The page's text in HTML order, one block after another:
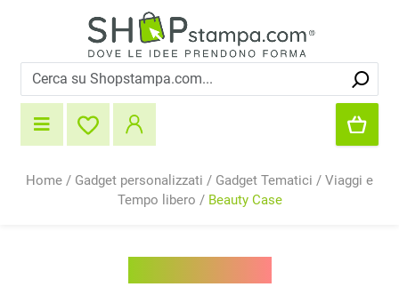
Home / Gadget personalizzati / Gadget Tematici / Viaggi e
Tempo libero / Beauty Case